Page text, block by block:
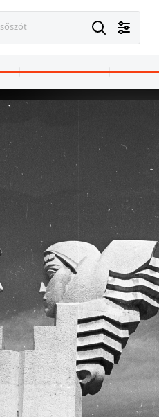
hídról nézve.
1982 · Budapest XIII.
Újpesti-öböl, szemben a Népszigeten a Ganz Hajó- és Darugyár.
V.
tér - Belgrád rakpart sarok, az Erzsébet hídról nézve.